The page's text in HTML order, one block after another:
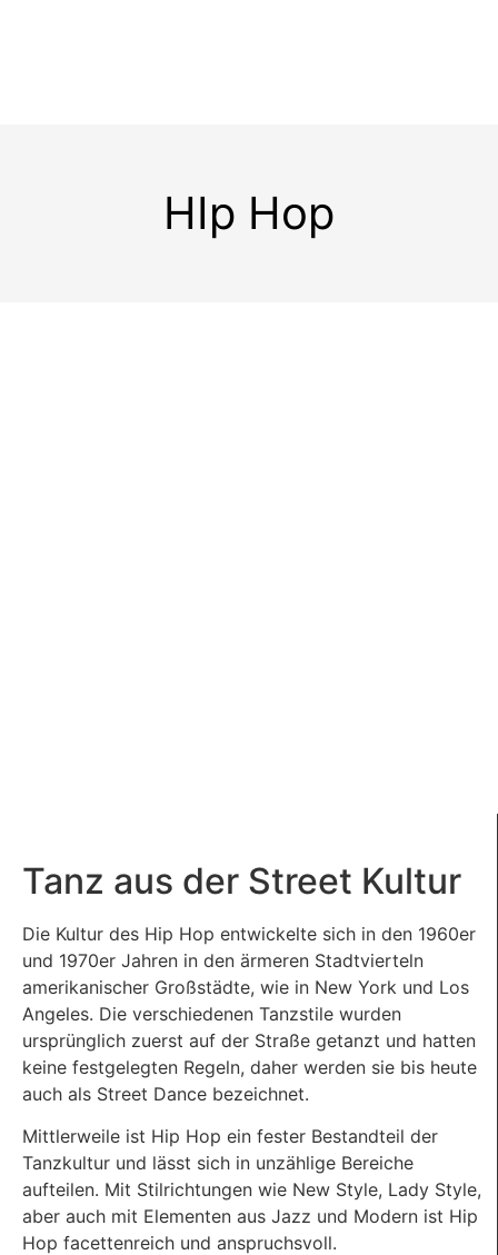
HIp Hop
Tanz aus der Street Kultur
Die Kultur des Hip Hop entwickelte sich in den 1960er
und 1970er Jahren in den ärmeren Stadtvierteln
amerikanischer Großstädte, wie in New York und Los
Angeles. Die verschiedenen Tanzstile wurden
ursprünglich zuerst auf der Straße getanzt und hatten
keine festgelegten Regeln, daher werden sie bis heute
auch als Street Dance bezeichnet.
Mittlerweile ist Hip Hop ein fester Bestandteil der
Tanzkultur und lässt sich in unzählige Bereiche
aufteilen. Mit Stilrichtungen wie New Style, Lady Style,
aber auch mit Elementen aus Jazz und Modern ist Hip
Hop facettenreich und anspruchsvoll.